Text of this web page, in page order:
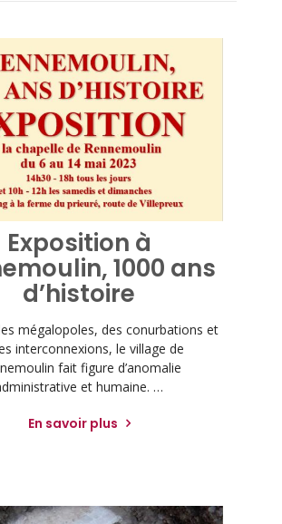
Exposition à
1000 ans
d’histoire
mégalopoles, des conurbations et
interconnexions, le village de
fait figure d’anomalie
et humaine. …
En savoir plus